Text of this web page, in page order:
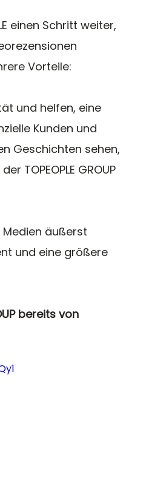
einen Schritt weiter,
Vorteile:
und helfen, eine
Kunden und
Geschichten sehen,
TOPEOPLE GROUP
äußerst
und eine größere
bereits von